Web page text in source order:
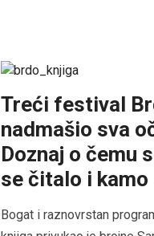
Treći festival
nadmašio sva
Doznaj o čemu
se čitalo i kamo
Bogat i raznovrstan